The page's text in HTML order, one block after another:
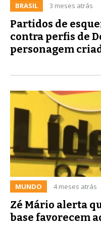
BRASIL 3 meses atrás
Partidos de
contra perfis de
personagem
MUNDO 4 meses atrás
Zé Mário alerta
base favorecem